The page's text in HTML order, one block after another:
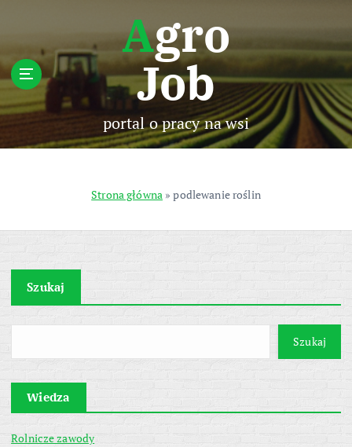
p
t
c
n
Agro
Job
portal o pracy na wsi
Strona główna »podlewanie roślin
Szukaj
Szukaj
Wiedza
Rolnicze zawody